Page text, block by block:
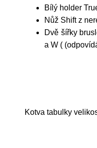
Bílý holder
Nůž Shift z
Dvě šířky
a W (
Kotva tabulky